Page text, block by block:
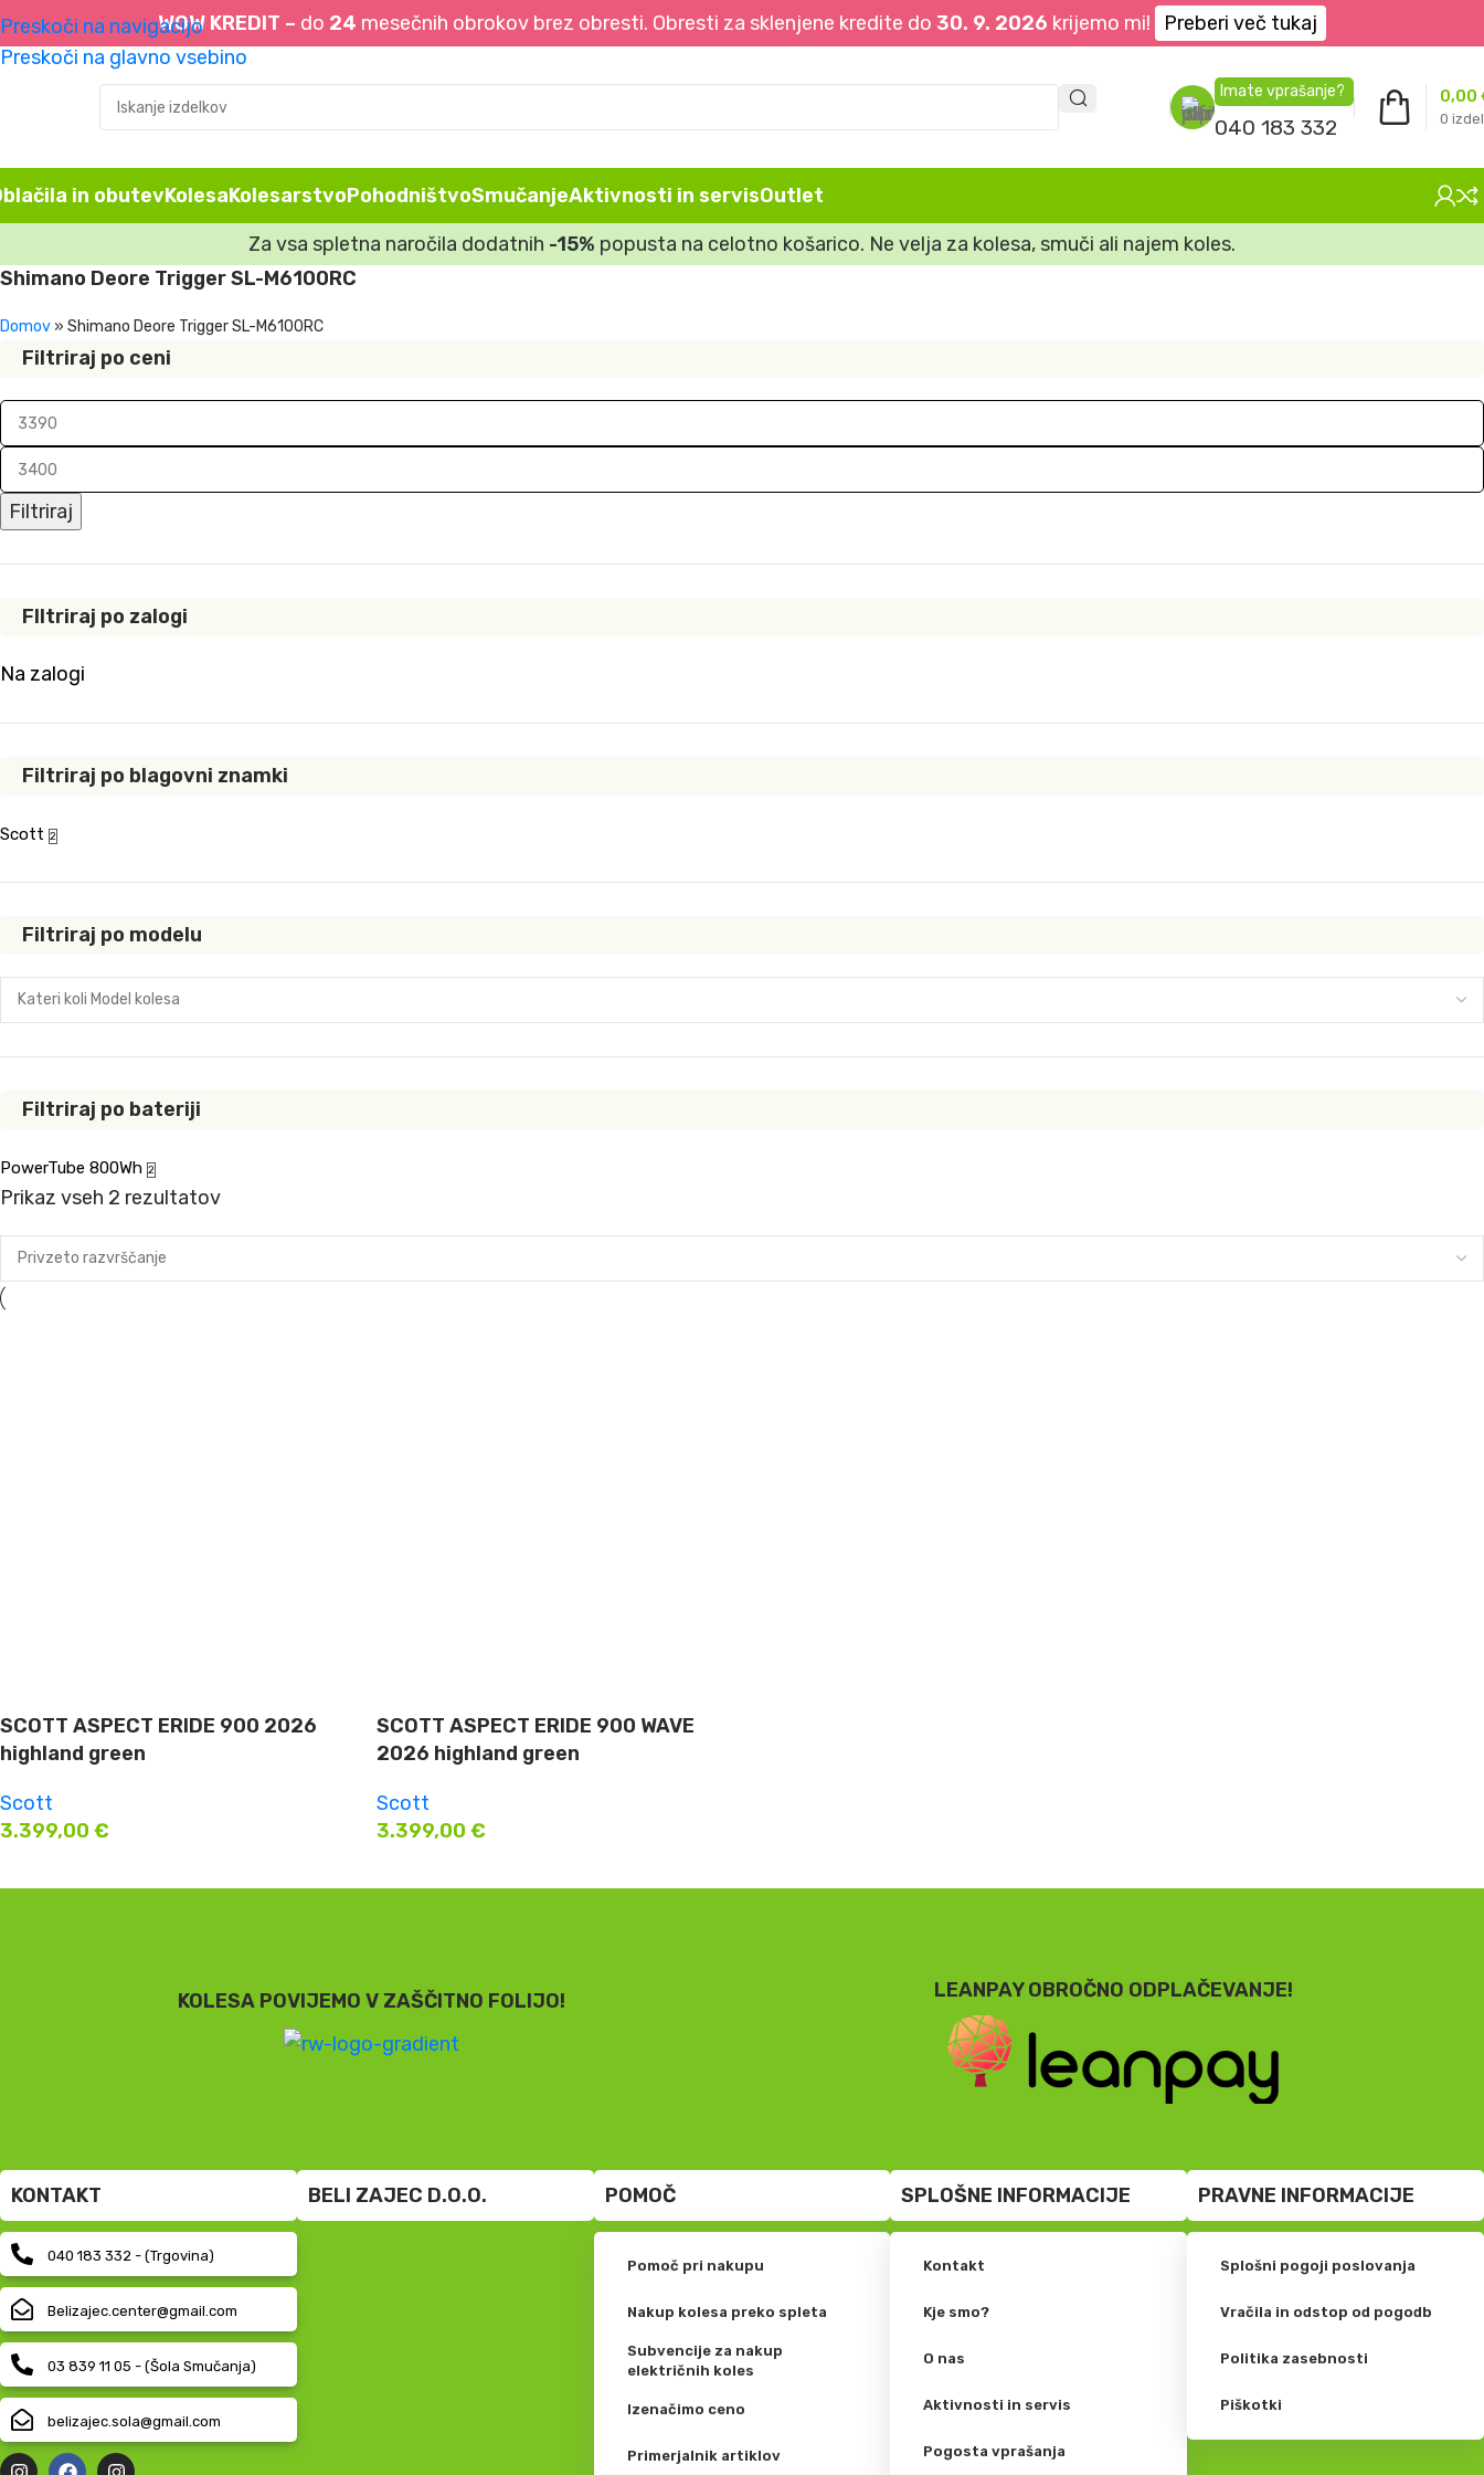
WOW KREDIT – do 24 mesečnih obrokov brez obresti. Obresti za sklenjene kredite do 30. 9. 2026 krijemo mi! Preberi več tukaj
Preskoči na navigacijo
Preskoči na glavno vsebino
Imate vprašanje?
040 183 332 0
0,00
in obutevKolesaKolesarstvoPohodništvoSmučanjeAktivnosti in servisOutlet
Za vsa spletna naročila dodatnih -15% popusta na celotno košarico. Ne velja za kolesa, smuči ali najem koles.
Shimano Deore Trigger SL-M6100RC
Domov » Shimano Deore Trigger SL-M6100RC
Filtriraj po ceni
Filtriraj
FIltriraj po zalogi
Na zalogi
Filtriraj po blagovni znamki
Scott 2
Filtriraj po modelu
Filtriraj po bateriji
PowerTube 800Wh 2
Prikaz vseh 2 rezultatov
SCOTT ASPECT ERIDE 900 2026
highland green
Scott
3.399,00 €
SCOTT ASPECT ERIDE 900 WAVE
2026 highland green
Scott
3.399,00 €
KOLESA POVIJEMO V ZAŠČITNO FOLIJO! LEANPAY OBROČNO ODPLAČEVANJE!
KONTAKT
040 183 332 - (Trgovina)
Belizajec.center@gmail.com
03 839 11 05 - (Šola Smučanja)
belizajec.sola@gmail.com
BELI ZAJEC D.O.O. POMOČ
Pomoč pri nakupu
Nakup kolesa preko spleta
Subvencije za nakup
električnih koles
Izenačimo ceno
Primerjalnik artiklov
SPLOŠNE INFORMACIJE
Kontakt
Kje smo?
O nas
Aktivnosti in servis
Pogosta vprašanja
PRAVNE INFORMACIJE
Splošni pogoji poslovanja
Vračila in odstop od pogodb
Politika zasebnosti
Piškotki